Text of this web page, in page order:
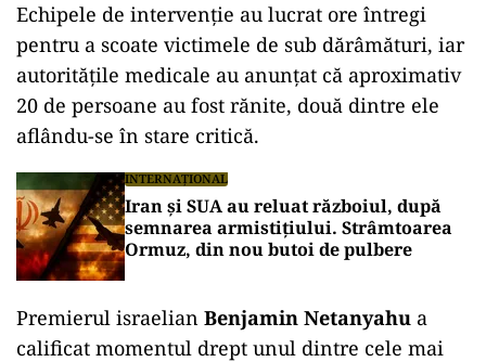
Echipele de intervenție au lucrat ore întregi
pentru a scoate victimele de sub dărâmături, iar
autoritățile medicale au anunțat că aproximativ
20 de persoane au fost rănite, două dintre ele
aflându-se în stare critică.
INTERNAȚIONAL
Iran și SUA au reluat războiul, după
semnarea armistițiului. Strâmtoarea
Ormuz, din nou butoi de pulbere
Premierul israelian Benjamin Netanyahu a
calificat momentul drept unul dintre cele mai